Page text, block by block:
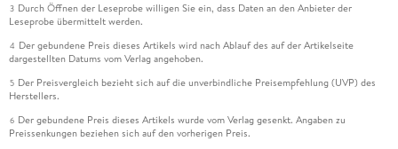
3 Durch Öffnen der Leseprobe willigen Sie ein, dass Daten an den Anbieter der
Leseprobe übermittelt werden.
4 Der gebundene Preis dieses Artikels wird nach Ablauf des auf der Artikelseite
dargestellten Datums vom Verlag angehoben.
5 Der Preisvergleich bezieht sich auf die unverbindliche Preisempfehlung (UVP) des
Herstellers.
6 Der gebundene Preis dieses Artikels wurde vom Verlag gesenkt. Angaben zu
Preissenkungen beziehen sich auf den vorherigen Preis.